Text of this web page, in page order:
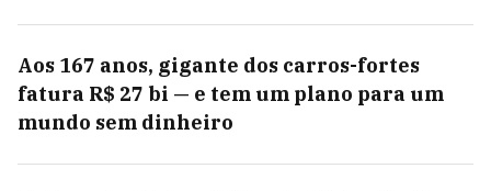
Aos 167 anos, gigante dos carros-fortes
fatura R$ 27 bi — e tem um plano para um
mundo sem dinheiro